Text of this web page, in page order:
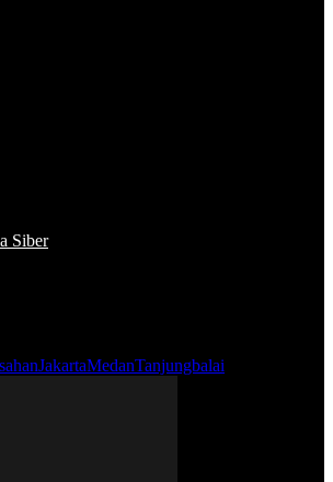
Siber
JakartaMedanTanjungbalai